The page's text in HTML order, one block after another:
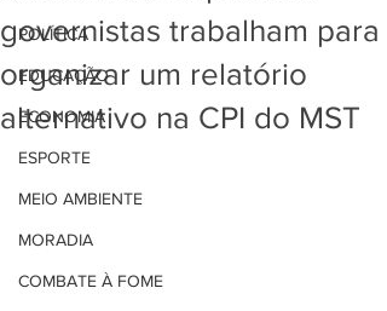
POLÍTICA
EDUCAÇÃO
ECONOMIA
ESPORTE
MEIO AMBIENTE
MORADIA
COMBATE À FOME
governistas trabalham para
organizar um relatório
alternativo na CPI do MST